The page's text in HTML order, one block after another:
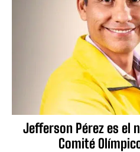
Jefferson Pérez es el
Comité